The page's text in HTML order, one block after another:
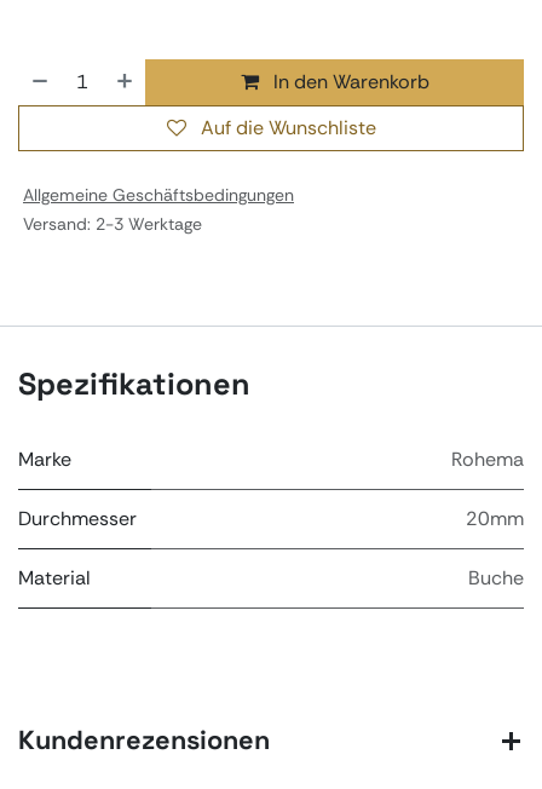
In den Warenkorb
Auf die Wunschliste
Allgemeine Geschäftsbedingungen
Versand: 2-3 Werktage
Spezifikationen
Marke Rohema
Durchmesser 20mm
Material Buche
Kundenrezensionen